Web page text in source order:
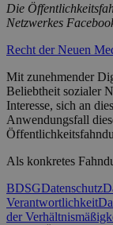
Die
Netzwerkes
Recht der Neuen
Mit zunehmender
Beliebtheit sozialer
Interesse, sich an
Anwendungsfall
Als konkretes
BDSGDatenschutz
Verantwortlichkeit
der